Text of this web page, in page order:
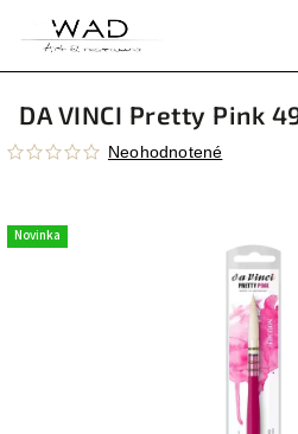
DA VINCI Pretty Pink
Neohodnotené
Novinka